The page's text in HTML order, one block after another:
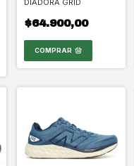
DIADORA GRID
$64.900,00
COMPRAR